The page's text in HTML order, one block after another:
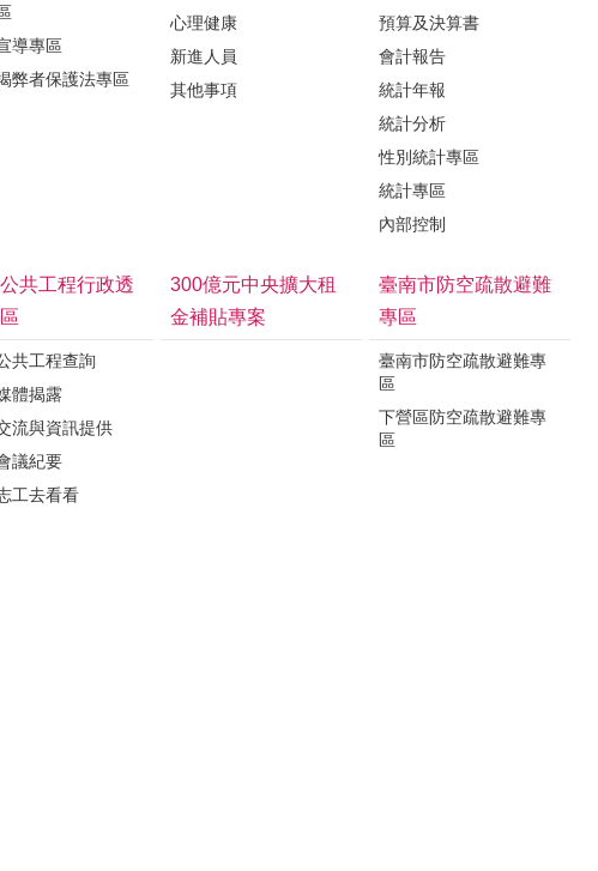
導專區
弊者保護法專區
心理健康
新進人員
其他事項
預算及決算書
會計報告
統計年報
統計分析
性別統計專區
統計專區
內部控制
共工程行政透
共工程查詢
體揭露
流與資訊提供
議紀要
工去看看
300億元中央擴大租
金補貼專案
臺南市防空疏散避難
專區
臺南市防空疏散避難專
區
下營區防空疏散避難專
區